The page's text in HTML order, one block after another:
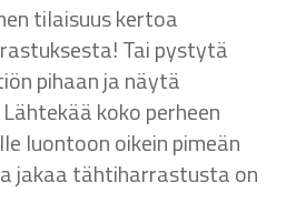
tilaisuus kertoa
Tai pystytä
pihaan ja näytä
koko perheen
luontoon oikein pimeän
jakaa tähtiharrastusta on